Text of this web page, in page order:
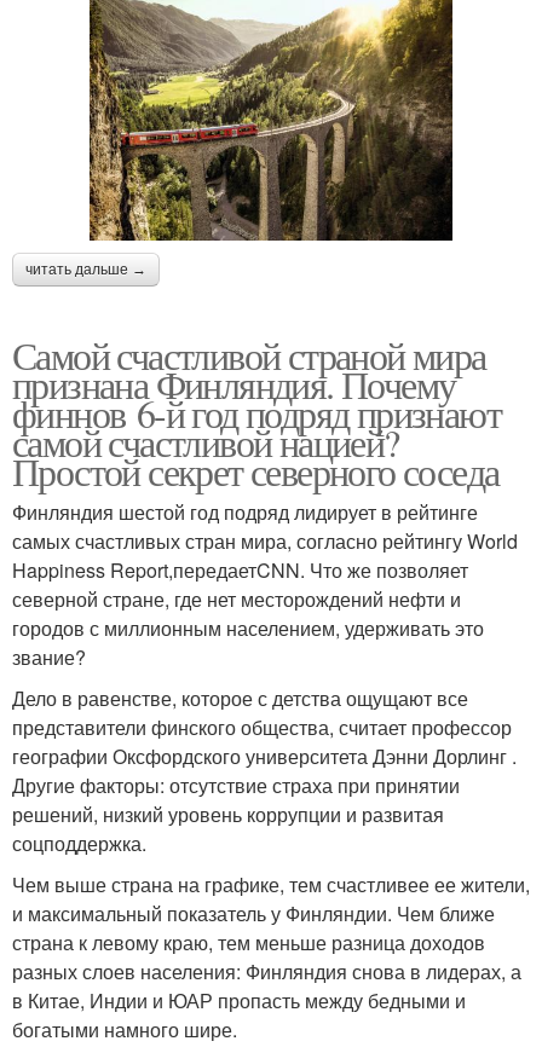
читать дальше →
Самой счастливой страной мира
признана Финляндия. Почему
финнов 6-й год подряд признают
самой счастливой нацией?
Простой секрет северного соседа
Финляндия шестой год подряд лидирует в рейтинге
самых счастливых стран мира, согласно рейтингу World
Happiness Report,передаетCNN. Что же позволяет
северной стране, где нет месторождений нефти и
городов с миллионным населением, удерживать это
звание?
Дело в равенстве, которое с детства ощущают все
представители финского общества, считает профессор
географии Оксфордского университета Дэнни Дорлинг .
Другие факторы: отсутствие страха при принятии
решений, низкий уровень коррупции и развитая
соцподдержка.
Чем выше страна на графике, тем счастливее ее жители,
и максимальный показатель у Финляндии. Чем ближе
страна к левому краю, тем меньше разница доходов
разных слоев населения: Финляндия снова в лидерах, а
в Китае, Индии и ЮАР пропасть между бедными и
богатыми намного шире.